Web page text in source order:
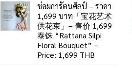
ช่อผการัตนศิลป์ – ราคา
1,699 บาท「宝花艺术
供花束」– 售价 1,699
泰铢 “Rattana Silpi
Floral Bouquet” –
Price: 1,699 THB